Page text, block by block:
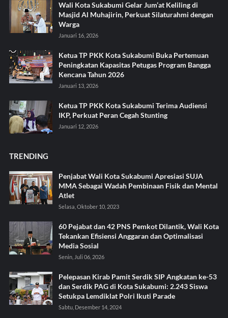
Wali Kota Sukabumi Gelar Jum’at Keliling di
Masjid Al Muhajirin, Perkuat Silaturahmi dengan
Warga
Januari 16, 2026
Ketua TP PKK Kota Sukabumi Buka Pertemuan
Peningkatan Kapasitas Petugas Program Bangga
Kencana Tahun 2026
Januari 13, 2026
Ketua TP PKK Kota Sukabumi Terima Audiensi
IKP, Perkuat Peran Cegah Stunting
Januari 12, 2026
TRENDING
Penjabat Wali Kota Sukabumi Apresiasi SUJA
MMA Sebagai Wadah Pembinaan Fisik dan Mental
Atlet
Selasa, Oktober 10, 2023
60 Pejabat dan 42 PNS Pemkot Dilantik, Wali Kota
Tekankan Efisiensi Anggaran dan Optimalisasi
Media Sosial
Senin, Juli 06, 2026
Pelepasan Kirab Pamit Serdik SIP Angkatan ke-53
dan Serdik PAG di Kota Sukabumi: 2.243 Siswa
Setukpa Lemdiklat Polri Ikuti Parade
Sabtu, Desember 14, 2024